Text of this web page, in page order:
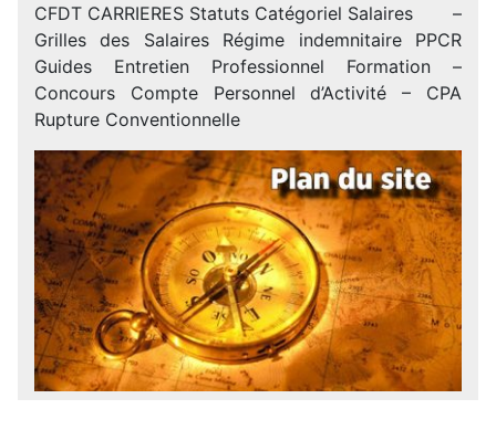
CFDT CARRIERES Statuts Catégoriel Salaires –
Grilles des Salaires Régime indemnitaire PPCR
Guides Entretien Professionnel Formation –
Concours Compte Personnel d’Activité – CPA
Rupture Conventionnelle